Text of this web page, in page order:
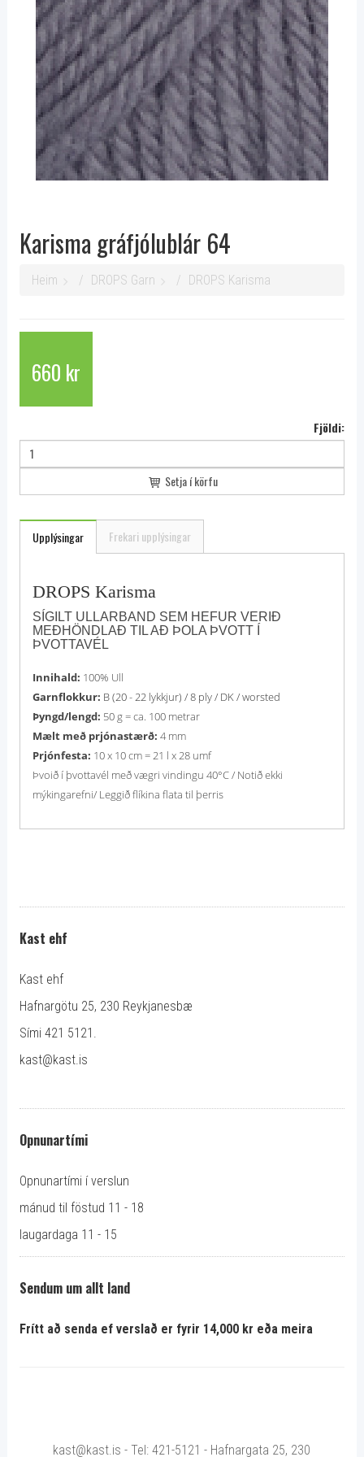
Karisma gráfjólublár 64
Heim DROPS Garn DROPS Karisma
660 kr
Fjöldi:
Setja í körfu
Upplýsingar Frekari upplýsingar
DROPS Karisma
SÍGILT ULLARBAND SEM HEFUR VERIÐ
MEÐHÖNDLAÐ TIL AÐ ÞOLA ÞVOTT Í
ÞVOTTAVÉL
Innihald: 100% Ull
Garnflokkur: B (20 - 22 lykkjur) / 8 ply / DK / worsted
Þyngd/lengd: 50 g = ca. 100 metrar
Mælt með prjónastærð: 4 mm
Prjónfesta: 10 x 10 cm = 21 l x 28 umf
Þvoið í þvottavél með vægri vindingu 40°C / Notið ekki
mýkingarefni/ Leggið flíkina flata til þerris
Kast ehf
Kast ehf
Hafnargötu 25, 230 Reykjanesbæ
Sími 421 5121.
kast@kast.is
Opnunartími
Opnunartími í verslun
mánud til föstud 11 - 18
laugardaga 11 - 15
Sendum um allt land
Frítt að senda ef verslað er fyrir 14,000 kr eða meira
kast@kast.is - Tel: 421-5121 - Hafnargata 25, 230